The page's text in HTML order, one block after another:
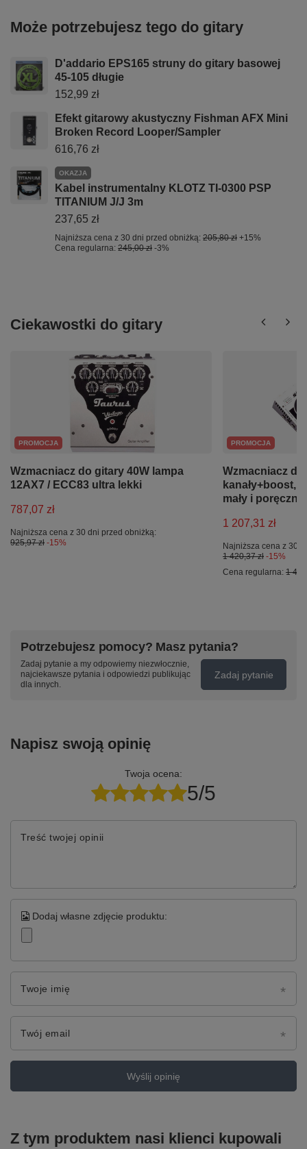
Może potrzebujesz tego do gitary
D'addario EPS165 struny do gitary basowej
45-105 długie
152,99 zł
Efekt gitarowy akustyczny Fishman AFX Mini
Broken Record Looper/Sampler
616,76 zł
OKAZJA
Kabel instrumentalny KLOTZ TI-0300 PSP
TITANIUM J/J 3m
237,65 zł
Najniższa cena z 30 dni przed obniżką: 205,80 zł +15%
Cena regularna: 245,00 zł -3%
Ciekawostki do gitary
PROMOCJA
Wzmacniacz do gitary 40W lampa
12AX7 / ECC83 ultra lekki
787,07 zł
Najniższa cena z 30 dni przed obniżką:
925,97 zł -15%
PROMOCJA
Wzmacniacz do
kanały+boost,
mały i
1 207,31 zł
Najniższa cena z 30
1 420,37 zł -15%
Cena regularna: 1
Potrzebujesz pomocy? Masz pytania?
Zadaj pytanie a my odpowiemy niezwłocznie,
najciekawsze pytania i odpowiedzi publikując
dla innych.
Zadaj pytanie
Napisz swoją opinię
Twoja ocena:
5/5
Treść twojej opinii
Dodaj własne zdjęcie produktu:
Twoje imię
Twój email
Wyślij opinię
Z tym produktem nasi klienci kupowali